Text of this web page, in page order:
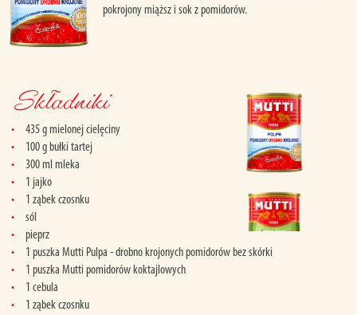
pokrojony miąższ i sok z pomidorów.
Składniki
435 g mielonej cielęciny
100 g bułki tartej
300 ml mleka
1 jajko
1 ząbek czosnku
sól
pieprz
1 puszka Mutti Pulpa - drobno krojonych pomidorów bez skórki
1 puszka Mutti pomidorów koktajlowych
1 cebula
1 ząbek czosnku